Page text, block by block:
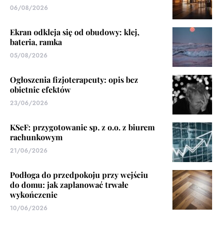
06/08/2026
Ekran odkleja się od obudowy: klej,
bateria, ramka
05/08/2026
Ogłoszenia fizjoterapeuty: opis bez
obietnic efektów
23/06/2026
KSeF: przygotowanie sp. z o.o. z biurem
rachunkowym
21/06/2026
Podłoga do przedpokoju przy wejściu
do domu: jak zaplanować trwałe
wykończenie
10/06/2026